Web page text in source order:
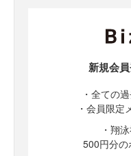
新規会
・全ての
・会員限定
・翔
500円分の